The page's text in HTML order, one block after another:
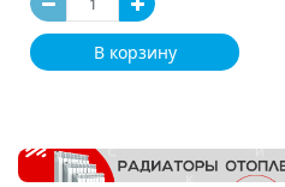
В корзину